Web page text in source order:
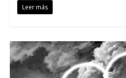
Leer más